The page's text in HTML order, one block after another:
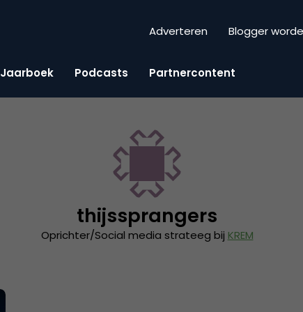
Adverteren Blogger
Jaarboek Podcasts Partnercontent
thijssprangers
Oprichter/Social media strateeg bij KREM